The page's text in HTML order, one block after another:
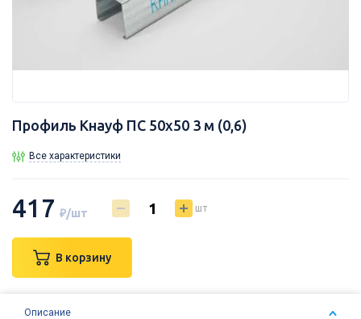
Профиль Кнауф ПС 50х50 3 м (0,6)
Все характеристики
417 ₽/шт шт
В корзину
Описание